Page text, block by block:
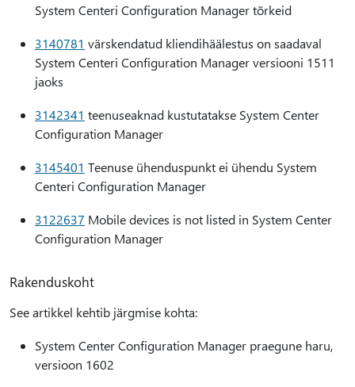
System Centeri Configuration Manager tõrkeid
3140781 värskendatud kliendihäälestus on saadaval
System Centeri Configuration Manager versiooni 1511
jaoks
3142341 teenuseaknad kustutatakse System Center
Configuration Manager
3145401 Teenuse ühenduspunkt ei ühendu System
Centeri Configuration Manager
3122637 Mobile devices is not listed in System Center
Configuration Manager
Rakenduskoht
See artikkel kehtib järgmise kohta:
System Center Configuration Manager praegune haru,
versioon 1602